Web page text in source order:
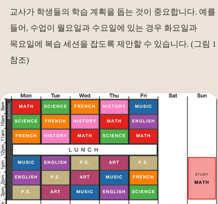
교사가 학생들의 학습 계획을 돕는 것이 중요합니다. 예를
들어, 수업이 월요일과 수요일에 있는 경우 화요일과
목요일에 복습 세션을 잡도록 제안할 수 있습니다. (그림 1
참조)